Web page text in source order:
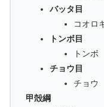
バッタ目
コオロ
トンボ目
トンボ
チョウ目
チョウ
甲殻綱